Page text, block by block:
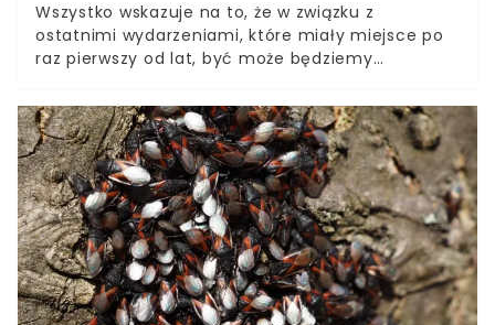
Wszystko wskazuje na to, że w związku z
ostatnimi wydarzeniami, które miały miejsce po
raz pierwszy od lat, być może będziemy
Przez to, że słońce wygenerowało potężny
rozbłysk, w najbliższych dniach lepiej często
zerkać w górę, by nie przegapić niecodziennego
zjawiska.